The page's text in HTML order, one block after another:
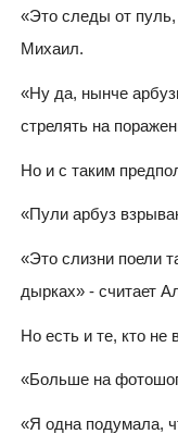
«Это следы от
Михаил.
«Ну да, нынче
стрелять на
Но и с таким
«Пули арбуз
«Это слизни поели
дырках» - считает
Но есть и те, кто не
«Больше на
«Я одна подумала,